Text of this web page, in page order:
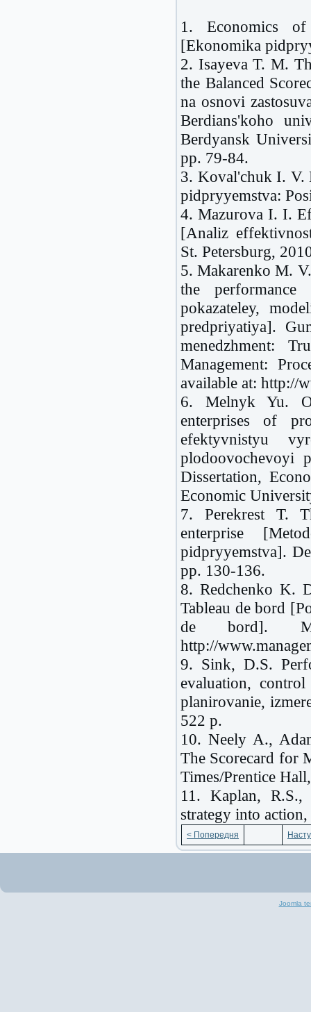
1. Economics
[Ekonomika
2. Isayeva T. M.
the Balanced
na osnovi
Berdians'koho
Berdyansk
pp. 79-84.
3. Koval'chuk I. V.
pidpryyemstva:
4. Mazurova I. I.
[Analiz
St. Petersburg,
5. Makarenko M.
the
pokazateley,
predpriyatiya].
menedzhment:
Management:
available at: http://
6. Melnyk Yu.
enterprises of
efektyvnistyu
plodoovochevoyi
Dissertation,
Economic
7. Perekrest T.
enterprise
pidpryyemstva].
pp. 130-136.
8. Redchenko K.
Tableau de bord
de bord].
http://
9. Sink, D.S.
evaluation,
planirovanie,
522 p.
10. Neely A.,
The Scorecard for
Times/Prentice
11. Kaplan, R.S.,
strategy into
< Попередня
Joomla